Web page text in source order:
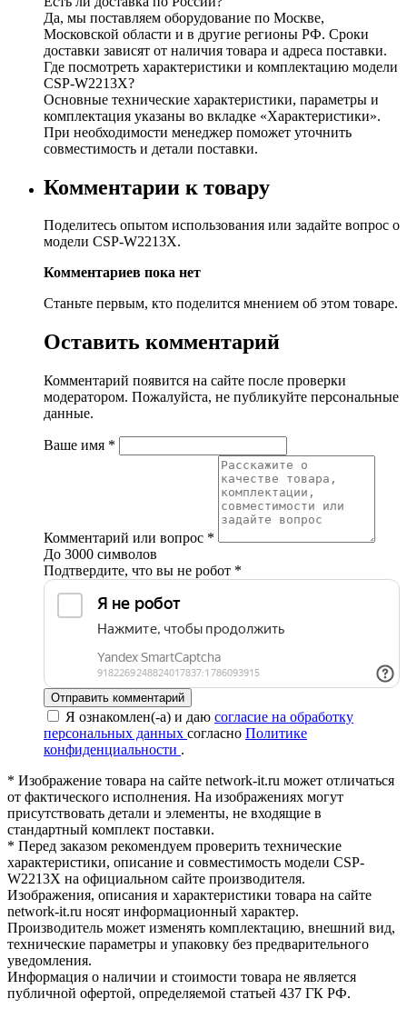
Да, мы поставляем оборудование по Москве,
Московской области и в другие регионы РФ. Сроки
доставки зависят от наличия товара и адреса поставки.
Где посмотреть характеристики и комплектацию модели
CSP-W2213X?
Основные технические характеристики, параметры и
комплектация указаны во вкладке «Характеристики».
При необходимости менеджер поможет уточнить
совместимость и детали поставки.
Комментарии к товару
Поделитесь опытом использования или задайте вопрос о
модели CSP-W2213X.
Комментариев пока нет
Станьте первым, кто поделится мнением об этом товаре.
Оставить комментарий
Комментарий появится на сайте после проверки
модератором. Пожалуйста, не публикуйте персональные
данные.
Ваше имя *
Комментарий или вопрос *
До 3000 символов
Подтвердите, что вы не робот *
Отправить комментарий
Я ознакомлен(-а) и даю согласие на обработку
персональных данных согласно Политике
конфиденциальности .
* Изображение товара на сайте network-it.ru может отличаться
от фактического исполнения. На изображениях могут
присутствовать детали и элементы, не входящие в
стандартный комплект поставки.
* Перед заказом рекомендуем проверить технические
характеристики, описание и совместимость модели CSP-
W2213X на официальном сайте производителя.
Изображения, описания и характеристики товара на сайте
network-it.ru носят информационный характер.
Производитель может изменять комплектацию, внешний вид,
технические параметры и упаковку без предварительного
уведомления.
Информация о наличии и стоимости товара не является
публичной офертой, определяемой статьей 437 ГК РФ.